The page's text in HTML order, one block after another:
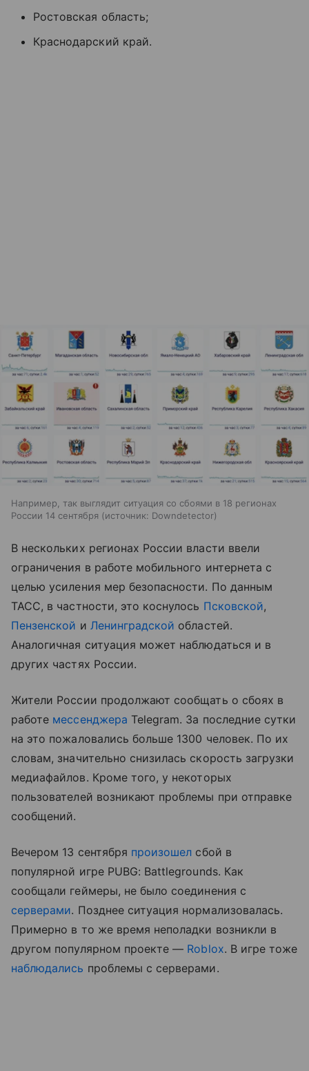
Ростовская область;
Краснодарский край.
Например, так выглядит ситуация со сбоями в 18 регионах
России 14 сентября
источник: Downdetector
В нескольких регионах России власти ввели
ограничения в работе мобильного интернета с
целью усиления мер безопасности. По данным
ТАСС, в частности, это коснулось Псковской,
Пензенской и Ленинградской областей.
Аналогичная ситуация может наблюдаться и в
других частях России.
Жители России продолжают сообщать о сбоях в
работе мессенджера Telegram. За последние сутки
на это пожаловались больше 1300 человек. По их
словам, значительно снизилась скорость загрузки
медиафайлов. Кроме того, у некоторых
пользователей возникают проблемы при отправке
сообщений.
Вечером 13 сентября произошел сбой в
популярной игре PUBG: Battlegrounds. Как
сообщали геймеры, не было соединения с
серверами. Позднее ситуация нормализовалась.
Примерно в то же время неполадки возникли в
другом популярном проекте — Roblox. В игре тоже
наблюдались проблемы с серверами.